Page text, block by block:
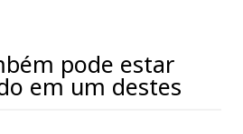
pode estar
em um destes